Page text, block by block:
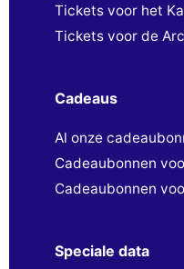
Tickets voor het
Tickets voor de
Cadeaus
Al onze
Cadeaubonnen
Cadeaubonnen
Speciale data